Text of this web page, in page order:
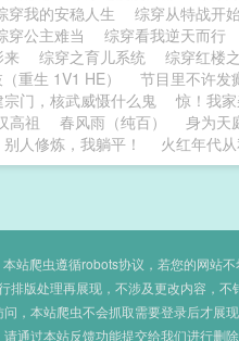
穿我的安稳人生 综穿从特战开
穿公主难当 综穿看我逆天而行
综穿之育儿系统 综穿红楼
重生 1V1 HE） 节目里不许发
门，核武威慑什么鬼 惊！我
高祖 春风雨（纯百） 身为天
人修炼，我躺平！ 火红年代
站爬虫遵循robots协议，若您的网站
版处理再展现，不涉及更改内容，不
，本站爬虫不会抓取需要登录后才展
通过本站反馈功能提交给我们进行删除